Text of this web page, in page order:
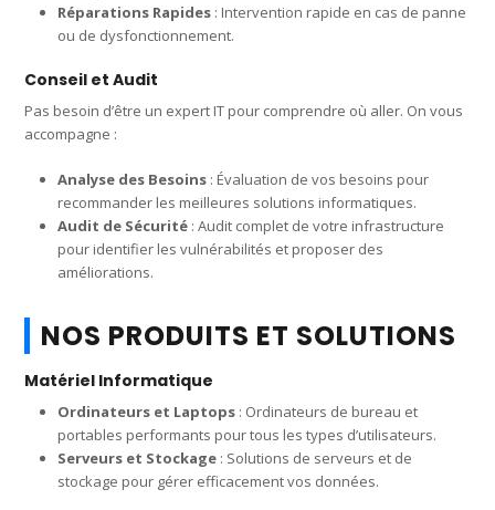
Réparations Rapides : Intervention rapide en cas de panne
ou de dysfonctionnement.
Conseil et Audit
Pas besoin d’être un expert IT pour comprendre où aller. On vous
accompagne :
Analyse des Besoins : Évaluation de vos besoins pour
recommander les meilleures solutions informatiques.
Audit de Sécurité : Audit complet de votre infrastructure
pour identifier les vulnérabilités et proposer des
améliorations.
NOS PRODUITS ET SOLUTIONS
Matériel Informatique
Ordinateurs et Laptops : Ordinateurs de bureau et
portables performants pour tous les types d’utilisateurs.
Serveurs et Stockage : Solutions de serveurs et de
stockage pour gérer efficacement vos données.